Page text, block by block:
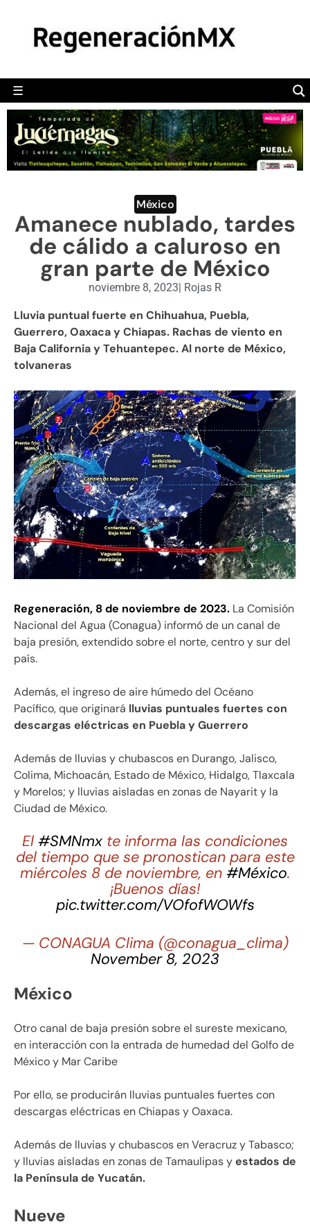
☰
POLÍTICA
CAMALEÓN
OPINIÓN
DEPORTES
ENGLISH SECTION
VIDEOS
México
Amanece nublado, tardes
de cálido a caluroso en
gran parte de México
noviembre 8, 2023| Rojas R
Lluvia puntual fuerte en Chihuahua, Puebla,
Guerrero, Oaxaca y Chiapas. Rachas de viento en
Baja California y Tehuantepec. Al norte de México,
tolvaneras
Regeneración, 8 de noviembre de 2023. La Comisión
Nacional del Agua (Conagua) informó de un canal de
baja presión, extendido sobre el norte, centro y sur del
país.
Además, el ingreso de aire húmedo del Océano
Pacífico, que originará lluvias puntuales fuertes con
descargas eléctricas en Puebla y Guerrero
Además de lluvias y chubascos en Durango, Jalisco,
Colima, Michoacán, Estado de México, Hidalgo, Tlaxcala
y Morelos; y lluvias aisladas en zonas de Nayarit y la
Ciudad de México.
El #SMNmx te informa las condiciones
del tiempo que se pronostican para este
miércoles 8 de noviembre, en #México.
¡Buenos días!
pic.twitter.com/VOfofWOWfs
— CONAGUA Clima (@conagua_clima)
November 8, 2023
México
Otro canal de baja presión sobre el sureste mexicano,
en interacción con la entrada de humedad del Golfo de
México y Mar Caribe
Por ello, se producirán lluvias puntuales fuertes con
descargas eléctricas en Chiapas y Oaxaca.
Además de lluvias y chubascos en Veracruz y Tabasco;
y lluvias aisladas en zonas de Tamaulipas yestados de
la Península de Yucatán.
Nueve